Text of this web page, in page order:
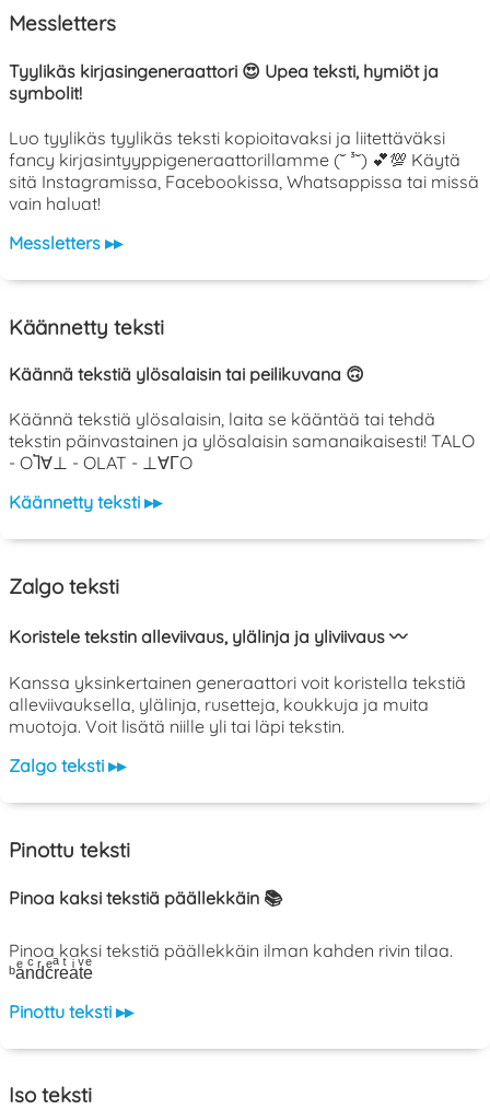
Messletters
Tyylikäs kirjasingeneraattori 😍 Upea teksti, hymiöt ja
symbolit!
Luo tyylikäs tyylikäs teksti kopioitavaksi ja liitettäväksi
fancy kirjasintyyppigeneraattorillamme (˘ ³˘) 💕💯 Käytä
sitä Instagramissa, Facebookissa, Whatsappissa tai missä
vain haluat!
Messletters ▸▸
Käännetty teksti
Käännä tekstiä ylösalaisin tai peilikuvana 🙃
Käännä tekstiä ylösalaisin, laita se kääntää tai tehdä
tekstin päinvastainen ja ylösalaisin samanaikaisesti! TALO
- OႨ∀⊥ - OLAT - ⊥∀ΓO
Käännetty teksti ▸▸
Zalgo teksti
Koristele tekstin alleviivaus, ylälinja ja yliviivaus 〰️
Kanssa yksinkertainen generaattori voit koristella tekstiä
alleviivauksella, ylälinja, rusetteja, koukkuja ja muita
muotoja. Voit lisätä niille yli tai läpi tekstin.
Zalgo teksti ▸▸
Pinottu teksti
Pinoa kaksi tekstiä päällekkäin 📚
Pinoa kaksi tekstiä päällekkäin ilman kahden rivin tilaa.
ᵇaͤnͨdͬcͤrͣeͭaͥtͮeͤ
Pinottu teksti ▸▸
Iso teksti